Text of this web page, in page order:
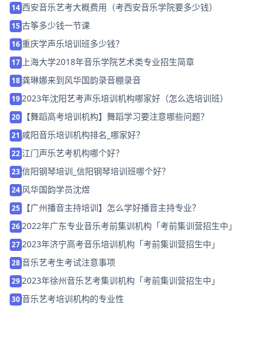
14西安音乐艺考大概费用（考西安音乐学院要多少钱）
15古筝多少钱一节课
16重庆学声乐培训班多少钱？
17 上海大学2018年音乐学院艺术类专业招生简章
18龚琳娜来到风华国韵录音棚录音
19 2023年沈阳艺考声乐培训机构哪家好（怎么选培训班）
20 【舞蹈高考培训机构】舞蹈学习要注意哪些问题？
21 咸阳音乐培训机构排名_哪家好？
22江门声乐艺考机构哪个好？
23信阳钢琴培训_信阳钢琴培训班哪个好？
24 风华国韵学员沈煜
25 【广州播音主持培训】怎么学好播音主持专业？
26 2022年广东专业音乐考前集训机构「考前集训营招生中」
27 2023年济宁高考音乐培训机构「考前集训营招生中」
28音乐艺考生考试注意事项
29 2023年徐州音乐艺考集训机构「考前集训营招生中」
30音乐艺考培训机构的专业性